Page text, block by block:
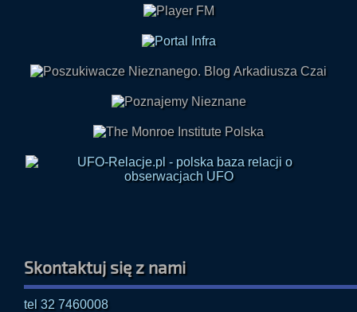
Skontaktuj się z nami
tel 32 7460008